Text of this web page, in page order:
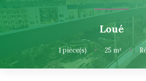
Gestion Locative
Gestion De
NOUS
Loué
1pièce(s) • 25 m² •